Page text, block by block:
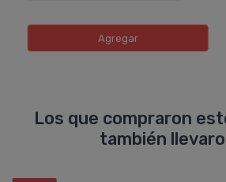
Agregar
Los que compraron
también